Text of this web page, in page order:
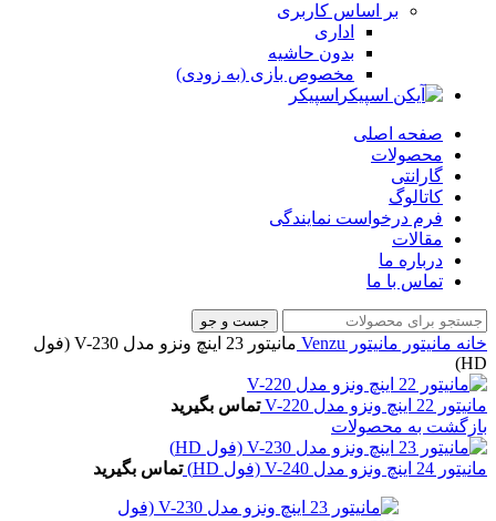
بر اساس کاربری
اداری
بدون حاشیه
مخصوص بازی (به زودی)
اسپیکر
صفحه اصلی
محصولات
گارانتی
کاتالوگ
فرم درخواست نمایندگی
مقالات
درباره ما
تماس با ما
جست و جو
خانه مانیتور مانیتور Venzu
مانیتور 23 اینچ ونزو مدل V-230 (فول
HD)
مانیتور 22 اینچ ونزو مدل V-220
تماس بگیرید
بازگشت به محصولات
مانیتور 24 اینچ ونزو مدل V-240 (فول HD) تماس بگیرید